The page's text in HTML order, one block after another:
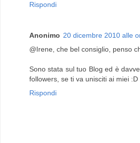
Rispondi
Anonimo 20 dicembre 2010 alle
@Irene, che bel consiglio, penso
Sono stata sul tuo Blog ed è
followers, se ti va unisciti ai miei :D
Rispondi